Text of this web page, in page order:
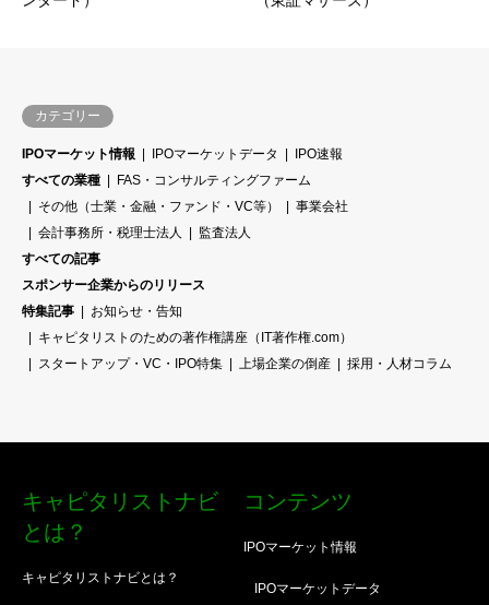
カテゴリー
IPOマーケット情報 IPOマーケットデータ
IPO速報
すべての業種
FAS・コンサルティングファーム
その他（士業・金融・ファンド・VC等）
事業会社
会計事務所・税理士法人
監査法人
すべての記事
スポンサー企業からのリリース
特集記事
お知らせ・告知
キャピタリストのための著作権講座（IT著作権.com）
スタートアップ・VC・IPO特集
上場企業の倒産 採用・人材コラム
キャピタリストナビ
とは？
キャピタリストナビとは？
コンテンツ
IPOマーケット情報
IPOマーケットデータ